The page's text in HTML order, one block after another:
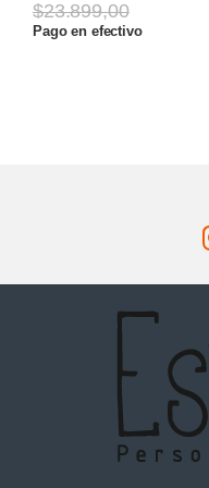
$23.899,00
Pago en efectivo